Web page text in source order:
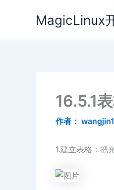
MagicLinux
16.5.1
作者：
1.建立表格：把